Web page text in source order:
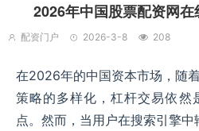
2026年中国股票配资网
配资门户 2026-3-8 208
在2026年的中国资本市场，随
策略的多样化，杠杆交易依然
点。然而，当用户在搜索引擎中